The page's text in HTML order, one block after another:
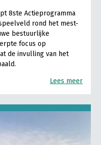
8ste Actieprogramma
rond het mest-
bestuurlijke
focus op
de invulling van het
Lees meer